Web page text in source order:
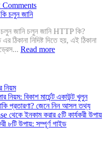
Comments
জানি চলুন জানি HTTP কি?
ঠিকানা নিদিষ্ট দিতে হয়, এই ঠিকানা
Read more
নিয়ম
নিয়ম: বিকাশ মার্চেন্ট একাউন্ট খুলুন
প্রতারণা? জেনে নিন আসল তথ্য
ইনকাম করার ৫টি কার্যকরী উপায়
৮টি উপায়: সম্পূর্ণ গাইড